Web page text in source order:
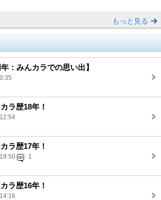
もっと見る
年：みんカラでの思い出】
ラ歴18年！
ラ歴17年！
1
ラ歴16年！